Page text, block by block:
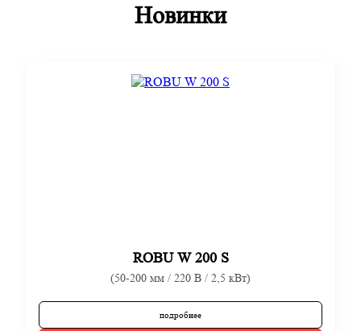
Новинки
ROBU W 200 S
(50-200 мм / 220 В / 2,5 кВт)
подробнее